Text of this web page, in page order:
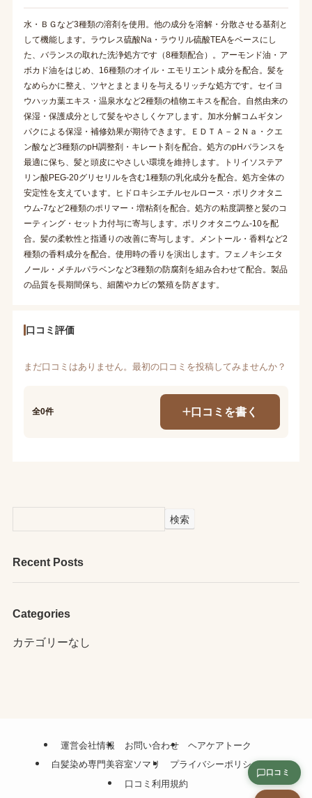
水・ＢＧなど3種類の溶剤を使用。他の成分を溶解・分散させる基剤と
して機能します。ラウレス硫酸Na・ラウリル硫酸TEAをベースにし
た、バランスの取れた洗浄処方です（8種類配合）。アーモンド油・ア
ボカド油をはじめ、16種類のオイル・エモリエント成分を配合。髪を
なめらかに整え、ツヤとまとまりを与えるリッチな処方です。セイヨ
ウハッカ葉エキス・温泉水など2種類の植物エキスを配合。自然由来の
保湿・保護成分として髪をやさしくケアします。加水分解コムギタン
パクによる保湿・補修効果が期待できます。ＥＤＴＡ－２Ｎａ・クエ
ン酸など3種類のpH調整剤・キレート剤を配合。処方のpHバランスを
最適に保ち、髪と頭皮にやさしい環境を維持します。トリイソステア
リン酸PEG-20グリセリルを含む1種類の乳化成分を配合。処方全体の
安定性を支えています。ヒドロキシエチルセルロース・ポリクオタニ
ウム-7など2種類のポリマー・増粘剤を配合。処方の粘度調整と髪のコ
ーティング・セット力付与に寄与します。ポリクオタニウム-10を配
合。髪の柔軟性と指通りの改善に寄与します。メントール・香料など2
種類の香料成分を配合。使用時の香りを演出します。フェノキシエタ
ノール・メチルパラベンなど3種類の防腐剤を組み合わせて配合。製品
の品質を長期間保ち、細菌やカビの繁殖を防ぎます。
口コミ評価
まだ口コミはありません。最初の口コミを投稿してみませんか？
全0件 口コミを書く
検索
Recent Posts
Categories
カテゴリーなし
運営会社情報 お問い合わせ
ヘアケアトーク
白髪染め専門美容室ソマリ
プライバシーポリシー
口コミ利用規約
口コミ